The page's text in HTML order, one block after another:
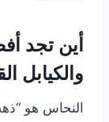
أين تجد
والكيابل
النحاس هو